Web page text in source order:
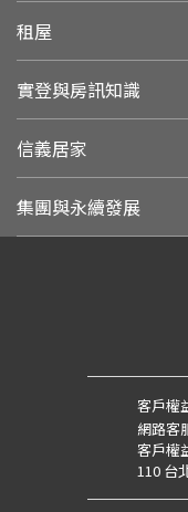
租屋
實登與房訊知識
信義居家
集團與永續發展
客戶權
網路客
客戶權
110 台